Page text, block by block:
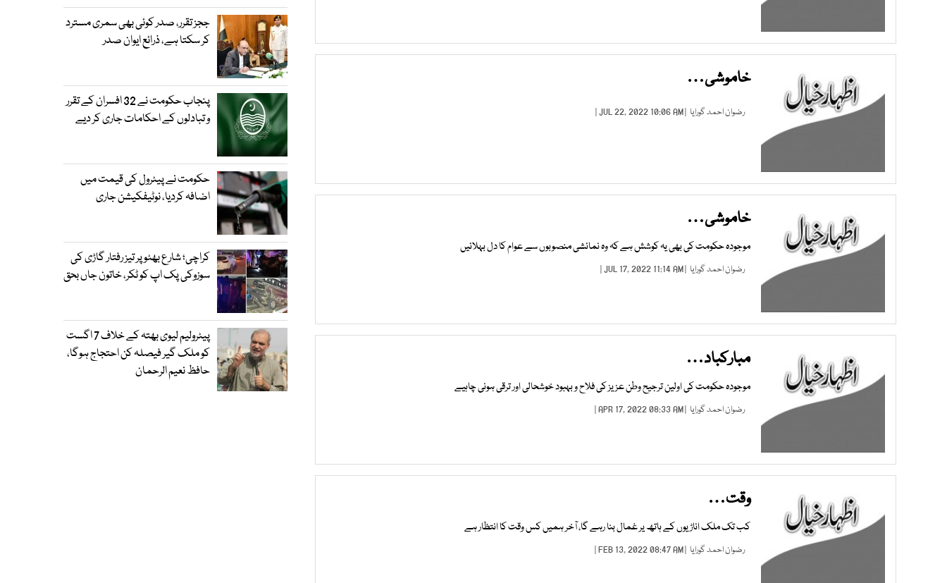
خاموشی…
رضوان احمد گورایا | JUL 22, 2022 10:06 AM |
خاموشی…
موجودہ حکومت کی بھی یہ کوشش ہے کہ وہ نمائشی منصوبوں سے عوام کا دل بہلائیں
رضوان احمد گورایا | JUL 17, 2022 11:14 AM |
مبارکباد…
موجودہ حکومت کی اولین ترجیح وطن عزیز کی فلاح و بہبود خوشحالی اور ترقی ہونی چاہیے
رضوان احمد گورایا | APR 17, 2022 08:33 AM |
وقت…
کب تک ملک اناڑیوں کے ہاتھ یر غمال بنا رہے گا، آخر ہمیں کس وقت کا انتظار ہے
رضوان احمد گورایا | FEB 13, 2022 08:47 AM |
ججز تقرر، صدر کوئی بھی سمری مسترد
کر سکتا ہے، ذرائع ایوان صدر
پنجاب حکومت نے 32 افسران کے تقرر
و تبادلوں کے احکامات جاری کر دیے
حکومت نے پیٹرول کی قیمت میں
اضافہ کردیا، نوٹیفکیشن جاری
کراچی؛ شارع بھٹو پر تیز رفتار گاڑی کی
سوزوکی پک اپ کو ٹکر، خاتون جاں بحق
پیٹرولیم لیوی بھتہ کے خلاف 7 اگست
کو ملک گیر فیصلہ کن احتجاج ہوگا،
حافظ نعیم الرحمان